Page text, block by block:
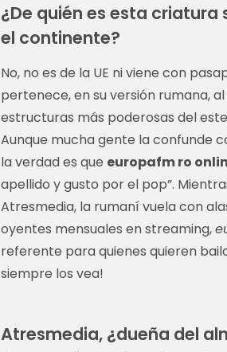
¿De quién es esta
el continente?
No, no es de la UE ni viene con
pertenece, en su versión rumana,
estructuras más poderosas del
Aunque mucha gente la confunde
la verdad es que europafm ro
apellido y gusto por el pop”.
Atresmedia, la rumaní vuela con
oyentes mensuales en streaming,
referente para quienes quieren
siempre los vea!
Atresmedia, ¿dueña del